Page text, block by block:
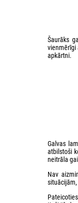
Šaurāks
vienmērīgi
apkārtni.
Galvas
atbilstoši
neitrāla
Nav